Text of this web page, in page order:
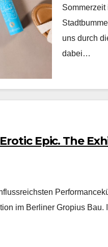
Som­merzeit
uns durch
dabei…
Epic. The
im Berlin­er Gropius